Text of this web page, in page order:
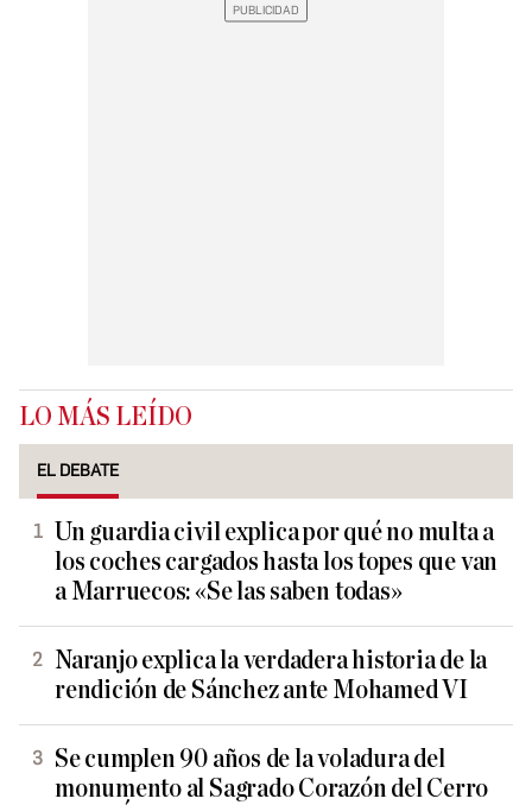
LO MÁS LEÍDO
EL DEBATE
Un guardia civil explica por qué no multa a
los coches cargados hasta los topes que van
a Marruecos: «Se las saben todas»
Naranjo explica la verdadera historia de la
rendición de Sánchez ante Mohamed VI
Se cumplen 90 años de la voladura del
monumento al Sagrado Corazón del Cerro